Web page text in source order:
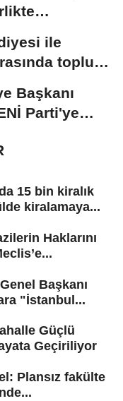
ile
toplu iş
Başkanı
Parti'ye
15 bin kiralık
kiralamaya...
Haklarını
Başkanı
"İstanbul...
Güçlü
Geçiriliyor
Plansız fakülte